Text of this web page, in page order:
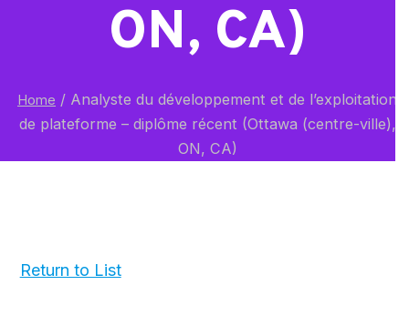
ON, CA)
Home / Analyste du développement et de l’exploitation
de plateforme – diplôme récent (Ottawa (centre-ville),
ON, CA)
Return to List